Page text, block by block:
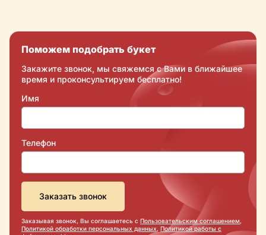
Поможем подобрать букет
Закажите звонок, мы свяжемся с Вами в ближайшее
время и проконсультируем бесплатно!
Имя
Телефон
Заказывая звонок, Вы соглашаетесь с Пользовательским соглашением,
Политикой обработки персональных данных, Политикой работы с